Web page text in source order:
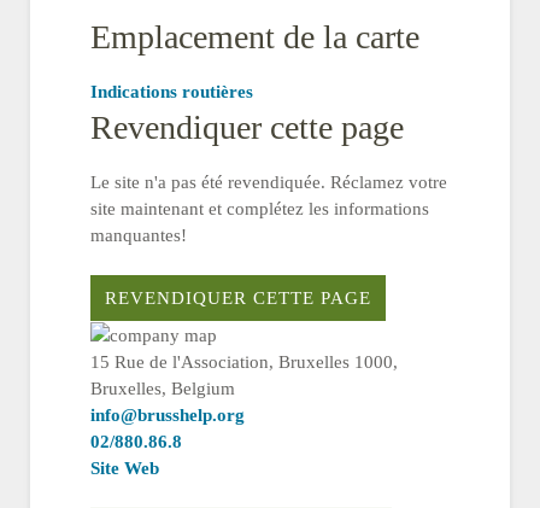
Emplacement de la carte
Indications routières
Revendiquer cette page
Le site n'a pas été revendiquée. Réclamez votre
site maintenant et complétez les informations
manquantes!
REVENDIQUER CETTE PAGE
15 Rue de l'Association, Bruxelles 1000,
Bruxelles, Belgium
info@brusshelp.org
02/880.86.8
Site Web